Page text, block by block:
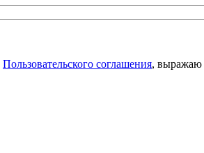
Пользовательского соглашения, выражаю